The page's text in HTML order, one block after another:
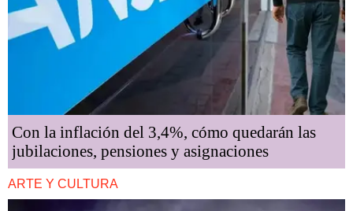
Con la inflación del 3,4%, cómo quedarán las
jubilaciones, pensiones y asignaciones
ARTE Y CULTURA